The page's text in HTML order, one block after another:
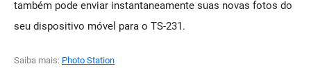
também pode enviar instantaneamente suas novas fotos do
seu dispositivo móvel para o TS-231.
Saiba mais: Photo Station